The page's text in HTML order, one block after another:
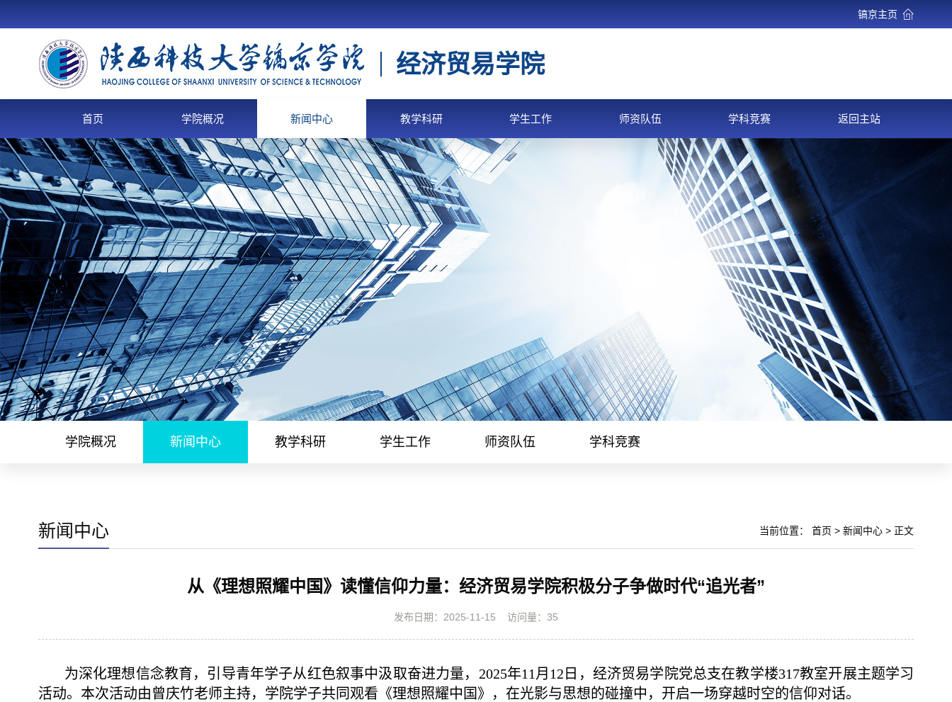
镐京主页
经济贸易学院
首页 学院概况 新闻中心 教学科研 学生工作 师资队伍 学科竞赛 返回主站
学院概况 新闻中心 教学科研 学生工作 师资队伍 学科竞赛
新闻中心 当前位置：首页 >新闻中心 > 正文
从《理想照耀中国》读懂信仰力量：经济贸易学院积极分子争做时代“追光者”
发布日期：2025-11-15 访问量： 35
为深化理想信念教育，引导青年学子从红色叙事中汲取奋进力量，2025年11月12日，经济贸易学院党总支在教学楼317教室开展主题学习
活动。本次活动由曾庆竹老师主持，学院学子共同观看《理想照耀中国》，在光影与思想的碰撞中，开启一场穿越时空的信仰对话。